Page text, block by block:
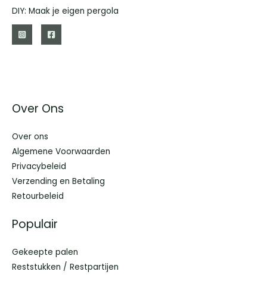
DIY: Maak je eigen pergola
Over Ons
Over ons
Algemene Voorwaarden
Privacybeleid
Verzending en Betaling
Retourbeleid
Populair
Gekeepte palen
Reststukken / Restpartijen